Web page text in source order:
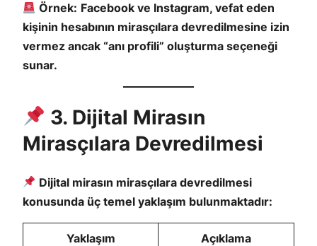
Örnek: Facebook ve Instagram, vefat eden
kişinin hesabının mirasçılara devredilmesine izin
vermez ancak “anı profili” oluşturma seçeneği
sunar.
3. Dijital Mirasın
Mirasçılara Devredilmesi
Dijital mirasın mirasçılara devredilmesi
konusunda üç temel yaklaşım bulunmaktadır:
Yaklaşım Açıklama